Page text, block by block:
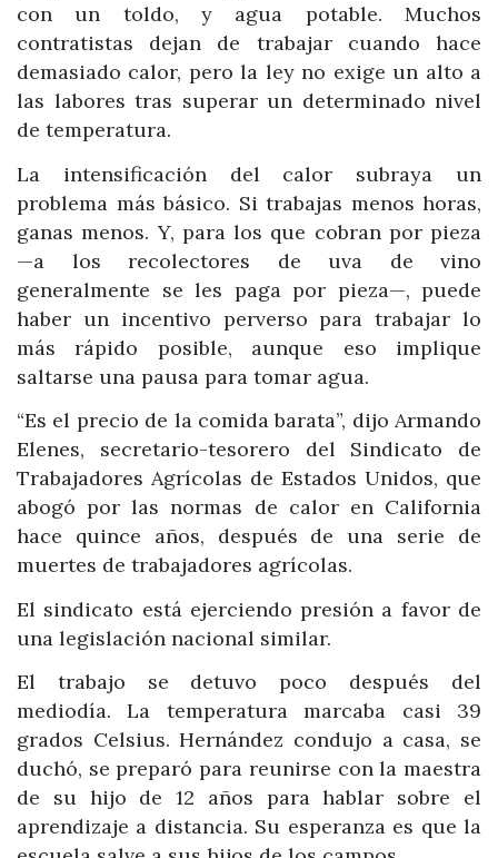
con un toldo, y agua potable. Muchos
contratistas dejan de trabajar cuando hace
demasiado calor, pero la ley no exige un alto a
las labores tras superar un determinado nivel
de temperatura.
La intensificación del calor subraya un
problema más básico. Si trabajas menos horas,
ganas menos. Y, para los que cobran por pieza
—a los recolectores de uva de vino
generalmente se les paga por pieza—, puede
haber un incentivo perverso para trabajar lo
más rápido posible, aunque eso implique
saltarse una pausa para tomar agua.
“Es el precio de la comida barata”, dijo Armando
Elenes, secretario-tesorero del Sindicato de
Trabajadores Agrícolas de Estados Unidos, que
abogó por las normas de calor en California
hace quince años, después de una serie de
muertes de trabajadores agrícolas.
El sindicato está ejerciendo presión a favor de
una legislación nacional similar.
El trabajo se detuvo poco después del
mediodía. La temperatura marcaba casi 39
grados Celsius. Hernández condujo a casa, se
duchó, se preparó para reunirse con la maestra
de su hijo de 12 años para hablar sobre el
aprendizaje a distancia. Su esperanza es que la